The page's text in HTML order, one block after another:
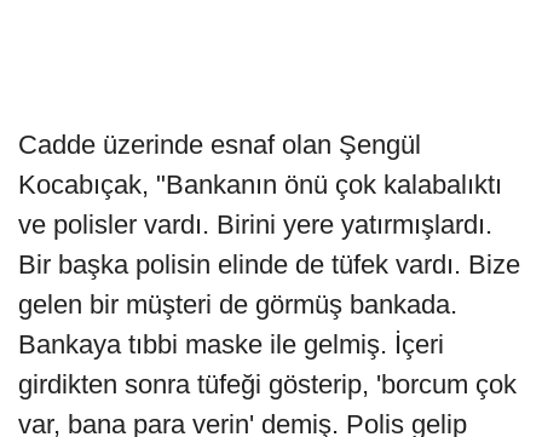
Cadde üzerinde esnaf olan Şengül
Kocabıçak, "Bankanın önü çok kalabalıktı
ve polisler vardı. Birini yere yatırmışlardı.
Bir başka polisin elinde de tüfek vardı. Bize
gelen bir müşteri de görmüş bankada.
Bankaya tıbbi maske ile gelmiş. İçeri
girdikten sonra tüfeği gösterip, 'borcum çok
var, bana para verin' demiş. Polis gelip